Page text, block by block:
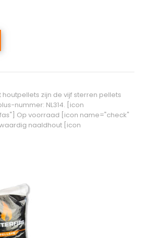
houtpellets zijn de vijf sterren pellets
nummer: NL314. [icon
Op voorraad [icon name="check"
naaldhout [icon